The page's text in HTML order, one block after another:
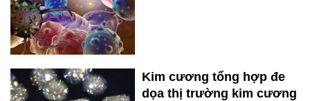
Kim cương tổng hợp đe
dọa thị trường kim cương